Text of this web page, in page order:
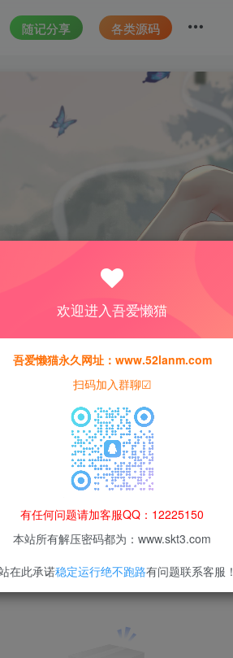
随记分享 各类源码
址：www.skt3.com 12枚徽章
欢迎进入吾爱懒猫
吾爱懒猫永久网址：www.52lanm.com
扫码加入群聊☑
有任何问题请加客服QQ：12225150
本站所有解压密码都为：www.skt3.com
在此承诺稳定运行绝不跑路有问题联系客服！